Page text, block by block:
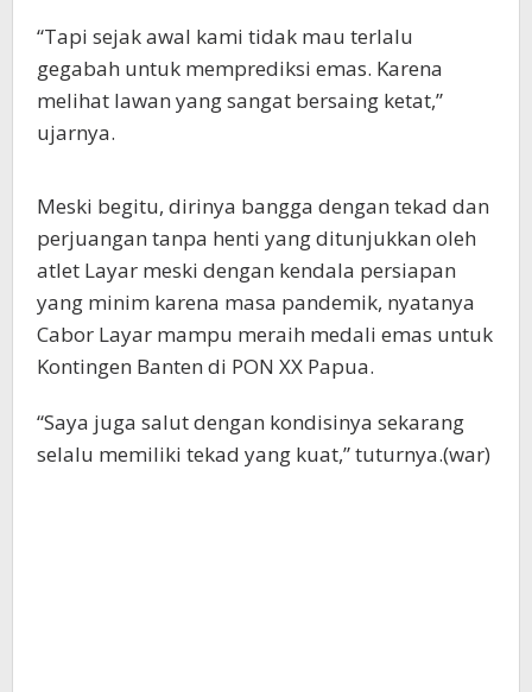
“Tapi sejak awal kami tidak mau terlalu
gegabah untuk memprediksi emas. Karena
melihat lawan yang sangat bersaing ketat,”
ujarnya.
Meski begitu, dirinya bangga dengan tekad dan
perjuangan tanpa henti yang ditunjukkan oleh
atlet Layar meski dengan kendala persiapan
yang minim karena masa pandemik, nyatanya
Cabor Layar mampu meraih medali emas untuk
Kontingen Banten di PON XX Papua.
“Saya juga salut dengan kondisinya sekarang
selalu memiliki tekad yang kuat,” tuturnya.(war)